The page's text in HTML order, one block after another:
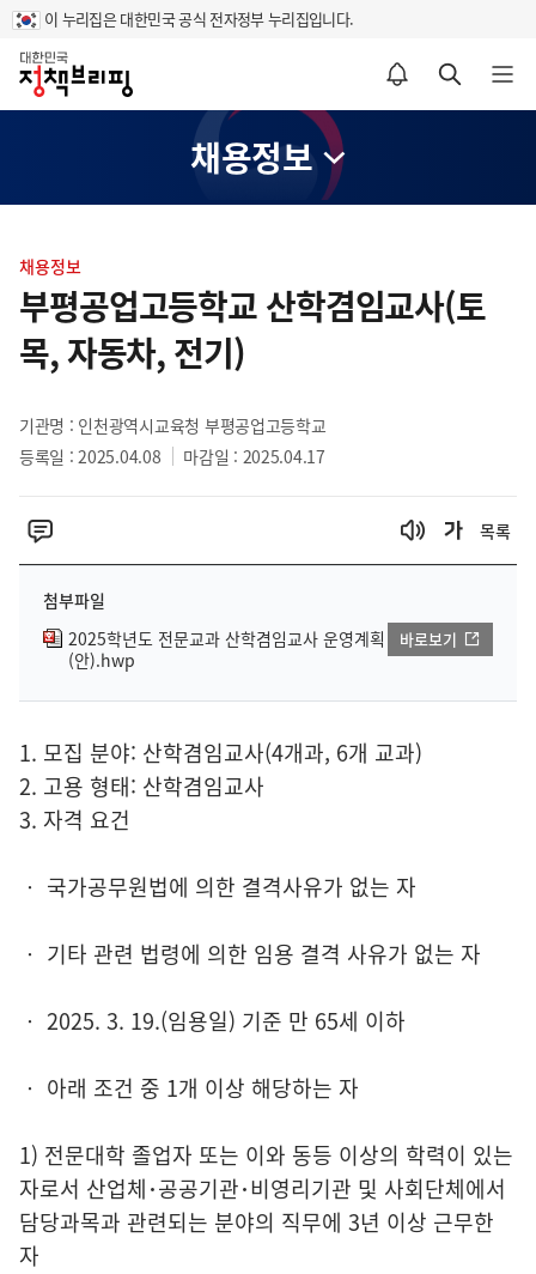
이 누리집은 대한민국 공식 전자정부 누리집입니다.
홈
알림설정 바로가기 검색 바로가기 메뉴 열기
채용정보
텐
츠
영
역
채용정보
부평공업고등학교 산학겸임교사(토
목, 자동차, 전기)
기관명 : 인천광역시교육청 부평공업고등학교
등록일 : 2025.04.08
마감일 : 2025.04.17
목록
첨부파일
2025학년도 전문교과 산학겸임교사 운영계획
(안).hwp
바로보기
1. 모집 분야: 산학겸임교사(4개과, 6개 교과)
2. 고용 형태: 산학겸임교사
3. 자격 요건
‧ 국가공무원법에 의한 결격사유가 없는 자
‧ 기타 관련 법령에 의한 임용 결격 사유가 없는 자
‧ 2025. 3. 19.(임용일) 기준 만 65세 이하
‧ 아래 조건 중 1개 이상 해당하는 자
1) 전문대학 졸업자 또는 이와 동등 이상의 학력이 있는
자로서 산업체･공공기관･비영리기관 및 사회단체에서
담당과목과 관련되는 분야의 직무에 3년 이상 근무한
자